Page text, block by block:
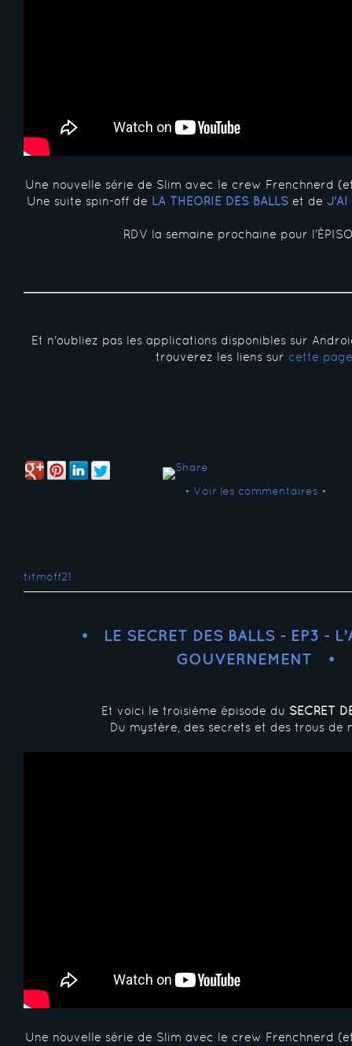
Une nouvelle série de Slim avec le crew Frenchnerd
Une suite spin-off de LA THÉORIE DES BALLS et de J'AI
RDV la semaine prochaine pour
Et n'oubliez pas les applications disponibles sur
trouverez les liens sur cette page
• Voir les commentaires •
titmoff21
LE SECRET DES BALLS - EP3 -
GOUVERNEMENT
Et voici le troisième épisode du SECRET
Du mystère, des secrets et des trous de
Une nouvelle série de Slim avec le crew Frenchnerd